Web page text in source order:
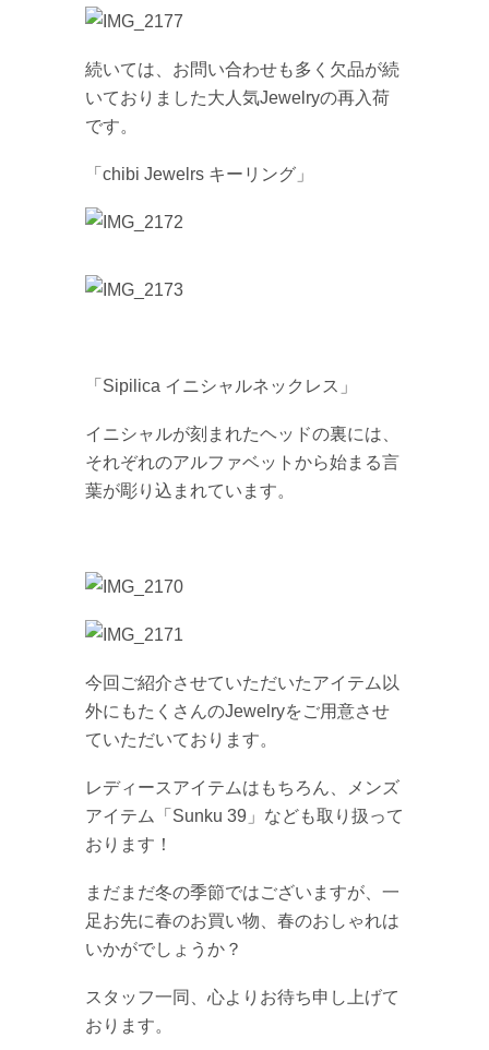
続いては、お問い合わせも多く欠品が続
いておりました大人気Jewelryの再入荷
です。
「chibi Jewelrs キーリング」
「Sipilica イニシャルネックレス」
イニシャルが刻まれたヘッドの裏には、
それぞれのアルファベットから始まる言
葉が彫り込まれています。
今回ご紹介させていただいたアイテム以
外にもたくさんのJewelryをご用意させ
ていただいております。
レディースアイテムはもちろん、メンズ
アイテム「Sunku 39」なども取り扱って
おります！
まだまだ冬の季節ではございますが、一
足お先に春のお買い物、春のおしゃれは
いかがでしょうか？
スタッフ一同、心よりお待ち申し上げて
おります。